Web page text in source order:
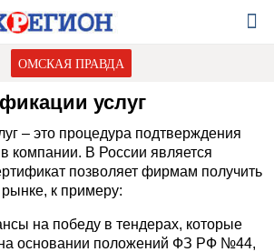
ОМСКАЯ ПРАВДА
услуг
– это процедура подтверждения
компании. В России является
позволяет фирмам получить
к примеру:
на победу в тендерах, которые
основании положений ФЗ РФ №44,